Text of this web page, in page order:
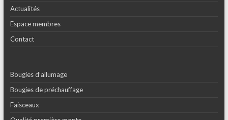
Actualités
Espace membres
Contact
Bougies d’allumage
Bougies de préchauffage
Faisceaux